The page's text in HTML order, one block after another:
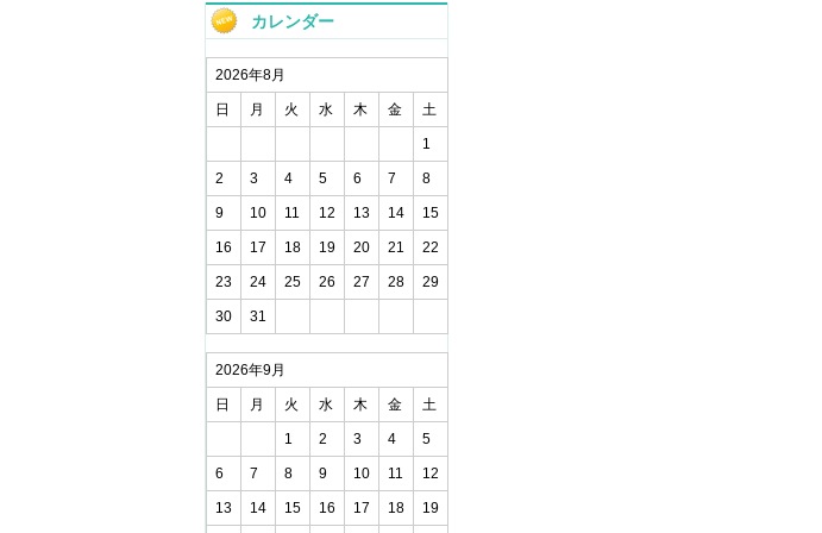
カレンダー
2026年8月
日 月 火 水 木 金 土
1
2 3 4 5 6 7 8
9 10 11 12 13 14 15
16 17 18 19 20 21 22
23 24 25 26 27 28 29
30 31
2026年9月
日 月 火 水 木 金 土
1 2 3 4 5
6 7 8 9 10 11 12
13 14 15 16 17 18 19